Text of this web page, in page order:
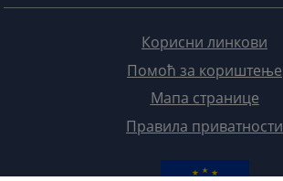
Корисни линкови
Помоћ за кориштење
Мапа странице
Правила приватности